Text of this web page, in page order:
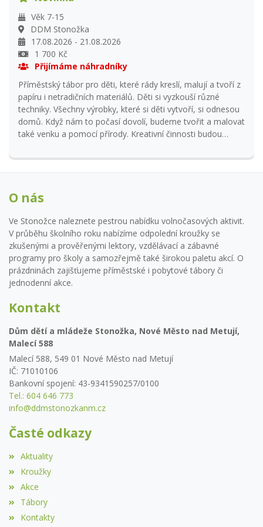
tuto informaci do poznámky v přihlášce. Další informace
poskytneme na základě přihlášky po uzávěrce nebo na tel.
čísle 605 312 145.
Věk 7-15
DDM Stonožka
17.08.2026 - 21.08.2026
1 700 Kč
Přijímáme náhradníky
Příměstský tábor pro děti, které rády kreslí, malují a tvoří z
papíru i netradičních materiálů. Děti si vyzkouší různé
techniky. Všechny výrobky, které si děti vytvoří, si odnesou
domů. Když nám to počasí dovolí, budeme tvořit a malovat
také venku a pomocí přírody. Kreativní činnosti budou
pohádkou. Příchod dětí do Stonožky možný denně od 7:00
do 8:00 hodin. Program probíhá od 8:00 do 15:00 hodin.
uzávěrce nebo na tel. čísle 724 004 084.
O nás
Ve Stonožce naleznete pestrou nabídku volnočasových aktivit.
V průběhu školního roku nabízíme odpolední kroužky se
zkušenými a prověřenými lektory, vzdělávací a zábavné
programy pro školy a samozřejmě také širokou paletu akcí. O
prázdninách zajišťujeme příměstské i pobytové tábory či
jednodenní akce.
Kontakt
Dům dětí a mládeže Stonožka, Nové Město nad Metují,
Malecí 588
Malecí 588, 549 01 Nové Město nad Metují
IČ: 71010106
Bankovní spojení: 43-9341590257/0100
Tel.: 604 646 773
info@ddmstonozkanm.cz
Časté odkazy
Aktuality
Kroužky
Akce
Tábory
Kontakty